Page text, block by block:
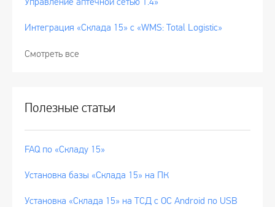
Интеграция «Склада 15» с «WMS: Total Logistic»
Смотреть все
Полезные статьи
FAQ по «Складу 15»
Установка базы «Склада 15» на ПК
Установка «Склада 15» на ТСД с ОС Android по USB